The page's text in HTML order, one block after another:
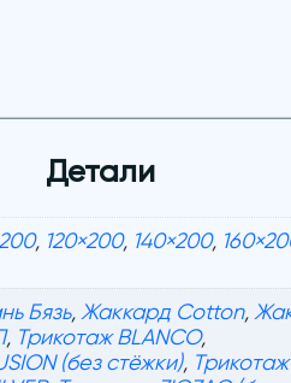
Детали
, 120×200, 140×200,
Бязь,Жаккард Cotton,
, Трикотаж BLANCO,
(без стёжки), Трикотаж